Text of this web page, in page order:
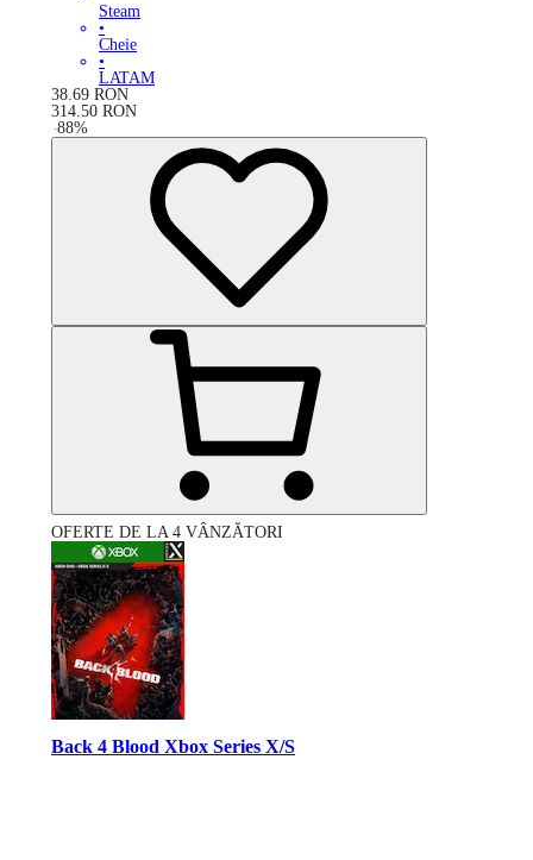
Steam
•
Cheie
•
LATAM
38.69 RON
314.50 RON
-88%
OFERTE DE LA 4 VÂNZĂTORI
Back 4 Blood Xbox Series X/S